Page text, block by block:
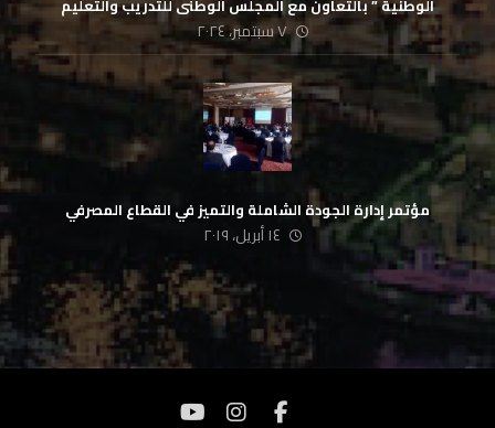
الوطنية ” بالتعاون مع المجلس الوطنى للتدريب والتعليم
٧ سبتمبر، ٢٠٢٤
مؤتمر إدارة الجودة الشاملة والتميز في القطاع المصرفي
١٤ أبريل، ٢٠١٩